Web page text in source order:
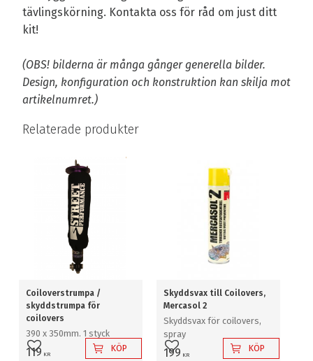
tävlingskörning. Kontakta oss för råd om just ditt
kit!
(OBS! bilderna är många gånger generella bilder.
Design, konfiguration och konstruktion kan skilja mot
artikelnumret.)
Relaterade produkter
Coiloverstrumpa /
skyddstrumpa för
coilovers
390 x 350mm. 1 styck
119 KR
Lägg till i favoriter
KÖP
Skyddsvax till Coilovers,
Mercasol 2
Skyddsvax för coilovers,
spray
199 KR
Lägg till i favoriter
KÖP